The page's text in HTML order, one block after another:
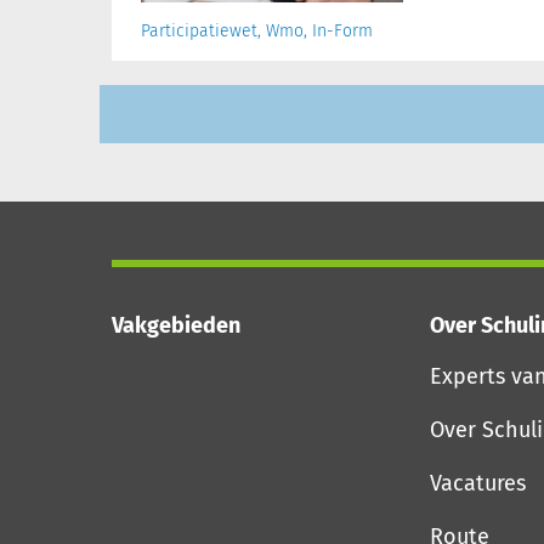
Participatiewet, Wmo, In-Form
Vakgebieden
Over
Experts
Over
Vacatures
Route